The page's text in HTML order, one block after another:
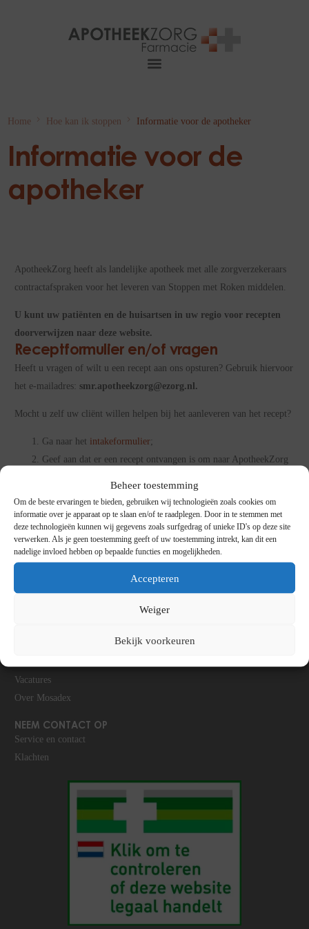
Beheer toestemming
Om de beste ervaringen te bieden, gebruiken wij technologieën zoals cookies om
informatie over je apparaat op te slaan en/of te raadplegen. Door in te stemmen met
deze technologieën kunnen wij gegevens zoals surfgedrag of unieke ID's op deze site
verwerken. Als je geen toestemming geeft of uw toestemming intrekt, kan dit een
nadelige invloed hebben op bepaalde functies en mogelijkheden.
Accepteren
Weiger
Bekijk voorkeuren
Home Hoe kan ik stoppen Informatie voor de apotheker
Informatie voor de
apotheker
ApotheekZorg heeft als landelijke apotheek met alle zorgverzekeraars
contractafspraken voor het leveren van Stoppen met Roken middelen.
U kunt uw patiënten en de huisartsen in uw regio voor recepten
doorverwijzen naar deze website.
Receptformulier en/of vragen
Heeft u vragen of wilt u een recept aan ons opsturen? Gebruik hiervoor
het e-mailadres: smr.apotheekzorg@ezorg.nl.
Mocht u zelf uw cliënt willen helpen bij het aanleveren van het recept?
Ga naar het intakeformulier;
Geef aan dat er een recept ontvangen is om naar ApotheekZorg
Volg nu verder de instructies op het formulier;
Vul de vragenlijst zo volledig mogelijk in en druk op verzenden.
Ga naar intakeformulier
Vacatures
Over Mosadex
NEEM CONTACT OP
Service en contact
Klachten